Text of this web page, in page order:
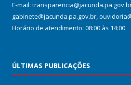
E-mail:
gabinete@jacunda.pa.gov.br,
Horário de atendimento: 08:00 às 14:00
ÚLTIMAS PUBLICAÇÕES